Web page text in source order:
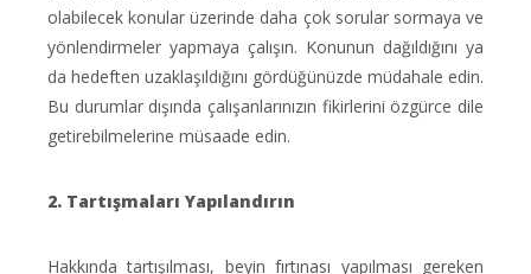
olabilecek konular üzerinde daha çok sorular sormaya ve
yönlendirmeler yapmaya çalışın. Konunun dağıldığını ya
da hedeften uzaklaşıldığını gördüğünüzde müdahale edin.
Bu durumlar dışında çalışanlarınızın fikirlerini özgürce dile
getirebilmelerine müsaade edin.
2. Tartışmaları Yapılandırın
Hakkında tartışılması, beyin fırtınası yapılması gereken